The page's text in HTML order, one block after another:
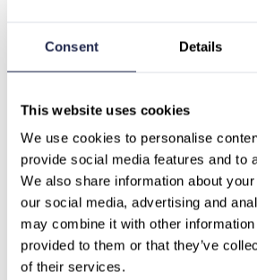
Consent Details
This website uses cookies
We use cookies to personalise
provide social media features and to
We also share information about
our social media, advertising and
may combine it with other information
provided to them or that they’ve
of their services.